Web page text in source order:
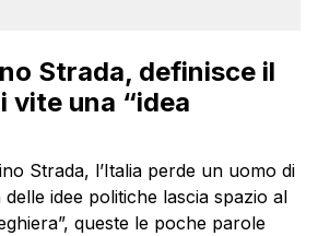
Strada, definisce il
vite una “idea
Strada, l’Italia perde un uomo di
idee politiche lascia spazio al
queste le poche parole